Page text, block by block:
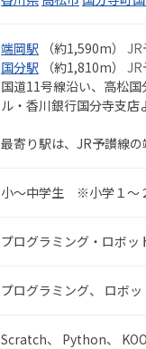
端岡駅 （約1,590m） JR
国分駅 （約1,810m） JR
国道11号線沿い、高松
ル・香川銀行国分寺支店
最寄り駅は、JR予讃線の
小～中学生 ※小学１～
プログラミング・ロボッ
プログラミング ロボッ
Scratch Python